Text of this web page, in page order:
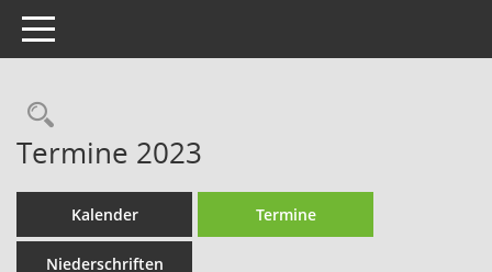
Toggle navigation
Rechercheauswahl
Termine 2023
Kalender Termine
Niederschriften